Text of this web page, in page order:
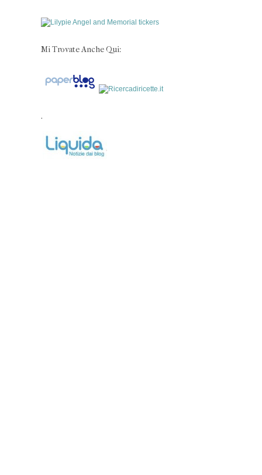
Mi Trovate Anche Qui:
.